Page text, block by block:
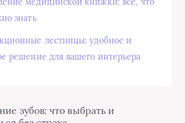
знать
лестницы: удобное и
решение для вашего интерьера